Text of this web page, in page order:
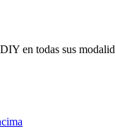
en todas sus